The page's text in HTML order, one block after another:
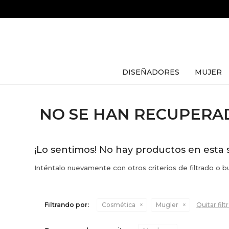
DISEÑADORES MUJER
NO SE HAN
¡Lo sentimos! No hay productos en esta
Inténtalo nuevamente con otros criterios de filtrado o
Filtrando por: Cosmética Mugler Quitar